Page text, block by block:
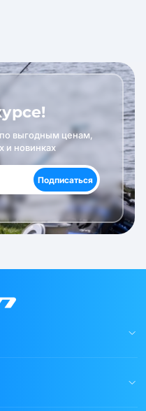
выгодным ценам,
и новинках
Подписаться